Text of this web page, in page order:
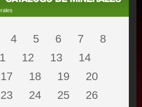
4 5 6 7
8
12 13
14
17 18 19
20
23 24 25
26